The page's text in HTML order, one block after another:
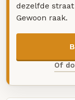
dezelfde
Gewoon raak.
Of